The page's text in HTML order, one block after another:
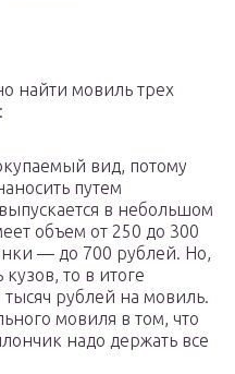
найти мовиль трех
вид, потому
путем
в небольшом
объем от 250 до 300
— до 700 рублей. Но,
то в итоге
тысяч рублей на мовиль.
мовиля в том, что
надо держать все